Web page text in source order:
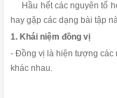
Hầu hết các nguyên tố
hay gặp các dạng bài tập
1. Khái niệm đồng vị
- Đồng vị là hiện tượng các
khác nhau.